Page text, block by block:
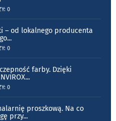
0
– od lokalnego producenta
...
0
farby. Dzięki
...
0
proszkową. Na co
przy...